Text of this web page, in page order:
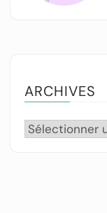
ARCHIVES